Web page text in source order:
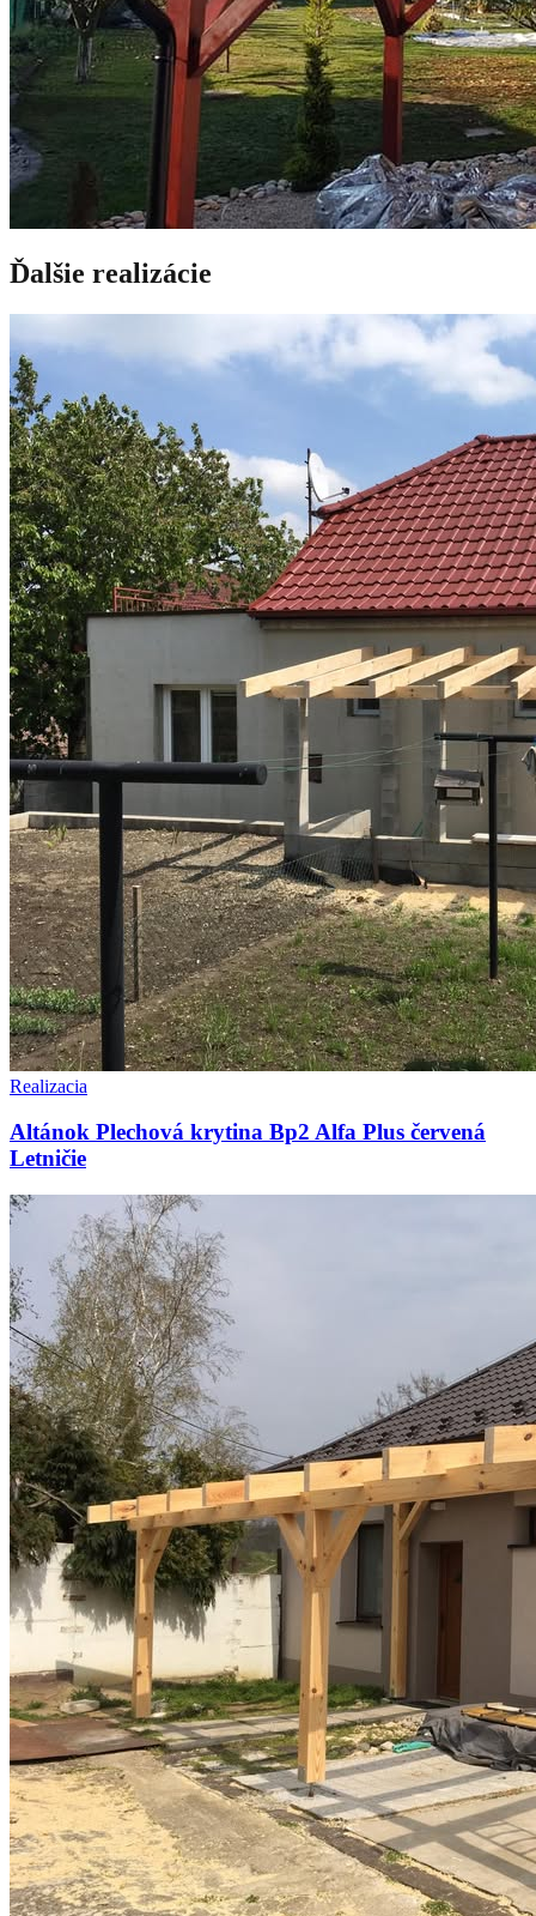
Ďalšie realizácie
Realizacia
Altánok Plechová krytina Bp2 Alfa Plus červená
Letničie